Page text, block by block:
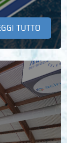
TUTTO